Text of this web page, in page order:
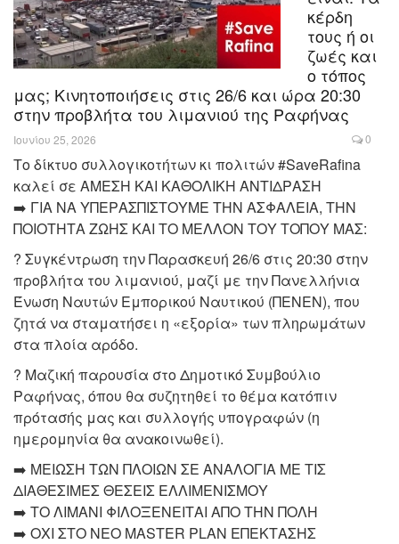
κέρδη
τους ή οι
ζωές και
ο τόπος
μας; Κινητοποιήσεις στις 26/6 και ώρα 20:30
στην προβλήτα του λιμανιού της Ραφήνας
Ιουνίου 25, 2026 0
Το δίκτυο συλλογικοτήτων κι πολιτών #SaveRafina
καλεί σε ΑΜΕΣΗ ΚΑΙ ΚΑΘΟΛΙΚΗ ΑΝΤΙΔΡΑΣΗ
➡️ ΓΙΑ ΝΑ ΥΠΕΡΑΣΠΙΣΤΟΥΜΕ ΤΗΝ ΑΣΦΑΛΕΙΑ, ΤΗΝ
ΠΟΙΟΤΗΤΑ ΖΩΗΣ ΚΑΙ ΤΟ ΜΕΛΛΟΝ ΤΟΥ ΤΟΠΟΥ ΜΑΣ:
? Συγκέντρωση την Παρασκευή 26/6 στις 20:30 στην
προβλήτα του λιμανιού, μαζί με την Πανελλήνια
Ένωση Ναυτών Εμπορικού Ναυτικού (ΠΕΝΕΝ), που
ζητά να σταματήσει η «εξορία» των πληρωμάτων
στα πλοία αρόδο.
? Μαζική παρουσία στο Δημοτικό Συμβούλιο
Ραφήνας, όπου θα συζητηθεί το θέμα κατόπιν
πρότασής μας και συλλογής υπογραφών (η
ημερομηνία θα ανακοινωθεί).
➡️ ΜΕΙΩΣΗ ΤΩΝ ΠΛΟΙΩΝ ΣΕ ΑΝΑΛΟΓΙΑ ΜΕ ΤΙΣ
ΔΙΑΘΕΣΙΜΕΣ ΘΕΣΕΙΣ ΕΛΛΙΜΕΝΙΣΜΟΥ
➡️ ΤΟ ΛΙΜΑΝΙ ΦΙΛΟΞΕΝΕΙΤΑΙ ΑΠΟ ΤΗΝ ΠΟΛΗ
➡️ ΟΧΙ ΣΤΟ ΝΕΟ MASTER PLAN ΕΠΕΚΤΑΣΗΣ